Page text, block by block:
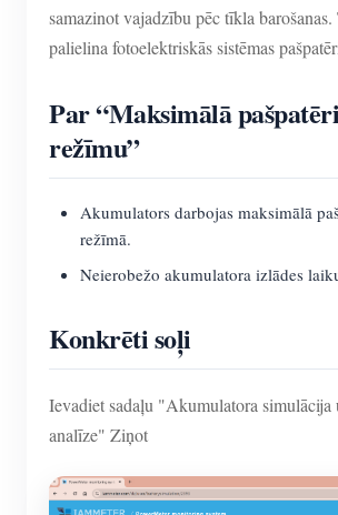
samazinot vajadzību pēc tīkla
palielina fotoelektriskās sistēmas
Par “Maksimālā
režīmu”
Akumulators darbojas maksimālā
režīmā.
Neierobežo akumulatora izlādes
Konkrēti soļi
Ievadiet sadaļu "Akumulatora simulācija
analīze" Ziņot